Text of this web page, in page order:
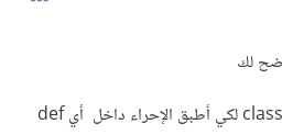
لك